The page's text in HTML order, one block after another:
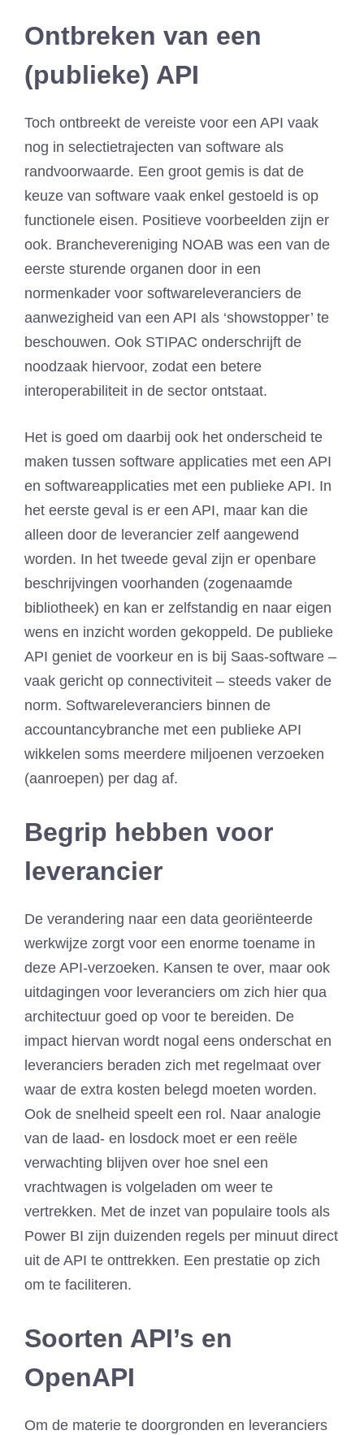
Ontbreken van een
(publieke) API
Toch ontbreekt de vereiste voor een API vaak
nog in selectietrajecten van software als
randvoorwaarde. Een groot gemis is dat de
keuze van software vaak enkel gestoeld is op
functionele eisen. Positieve voorbeelden zijn er
ook. Branchevereniging NOAB was een van de
eerste sturende organen door in een
normenkader voor softwareleveranciers de
aanwezigheid van een API als ‘showstopper’ te
beschouwen. Ook STIPAC onderschrijft de
noodzaak hiervoor, zodat een betere
interoperabiliteit in de sector ontstaat.
Het is goed om daarbij ook het onderscheid te
maken tussen software applicaties met een API
en softwareapplicaties met een publieke API. In
het eerste geval is er een API, maar kan die
alleen door de leverancier zelf aangewend
worden. In het tweede geval zijn er openbare
beschrijvingen voorhanden (zogenaamde
bibliotheek) en kan er zelfstandig en naar eigen
wens en inzicht worden gekoppeld. De publieke
API geniet de voorkeur en is bij Saas-software –
vaak gericht op connectiviteit – steeds vaker de
norm. Softwareleveranciers binnen de
accountancybranche met een publieke API
wikkelen soms meerdere miljoenen verzoeken
(aanroepen) per dag af.
Begrip hebben voor
leverancier
De verandering naar een data georiënteerde
werkwijze zorgt voor een enorme toename in
deze API-verzoeken. Kansen te over, maar ook
uitdagingen voor leveranciers om zich hier qua
architectuur goed op voor te bereiden. De
impact hiervan wordt nogal eens onderschat en
leveranciers beraden zich met regelmaat over
waar de extra kosten belegd moeten worden.
Ook de snelheid speelt een rol. Naar analogie
van de laad- en losdock moet er een reële
verwachting blijven over hoe snel een
vrachtwagen is volgeladen om weer te
vertrekken. Met de inzet van populaire tools als
Power BI zijn duizenden regels per minuut direct
uit de API te onttrekken. Een prestatie op zich
om te faciliteren.
Soorten API’s en
OpenAPI
Om de materie te doorgronden en leveranciers